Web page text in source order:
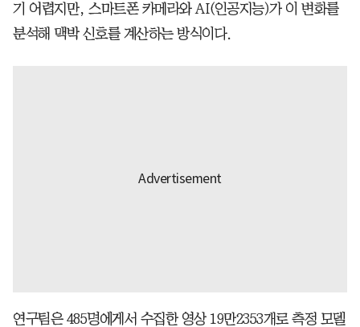
기 어렵지만, 스마트폰 카메라와 AI(인공지능)가 이 변화를
분석해 맥박 신호를 계산하는 방식이다.
연구팀은 485명에게서 수집한 영상 19만2353개로 측정 모델